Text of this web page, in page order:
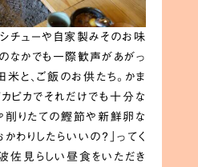
チューや自家製みそのお味
なかでも一際歓声があがっ
と、ご飯のお供たち。かま
ピカでそれだけでも十分な
削りたての鰹節や新鮮卵な
わりしたらいいの？」ってく
佐見らしい昼食をいただき